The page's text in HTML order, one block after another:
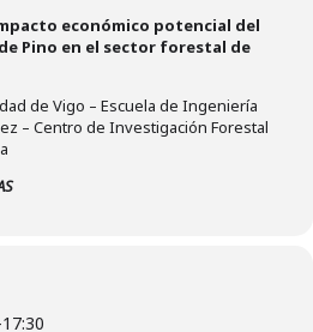
económico potencial del
Pino en el sector forestal de
de Vigo – Escuela de Ingeniería
– Centro de Investigación Forestal
17:30